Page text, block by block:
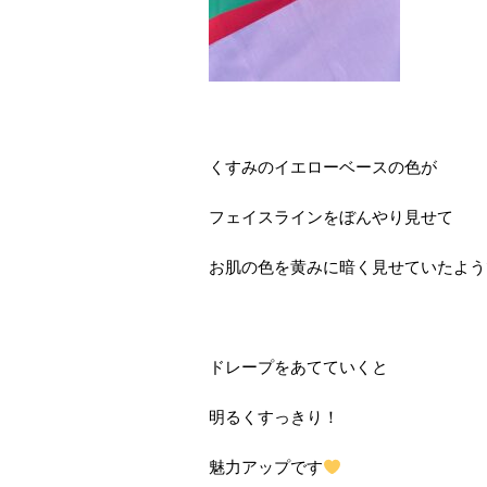
くすみのイエローベースの色が
フェイスラインをぼんやり見せて
お肌の色を黄みに暗く見せていたよ
ドレープをあてていくと
明るくすっきり！
魅力アップです